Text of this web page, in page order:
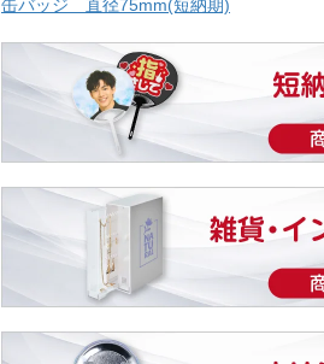
缶バッジ 直径75mm(短納期)